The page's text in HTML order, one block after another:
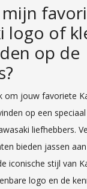
mijn
logo of
op de
om jouw favoriete
op een
liefhebbers.
bieden jassen
iconische stijl van
logo en de